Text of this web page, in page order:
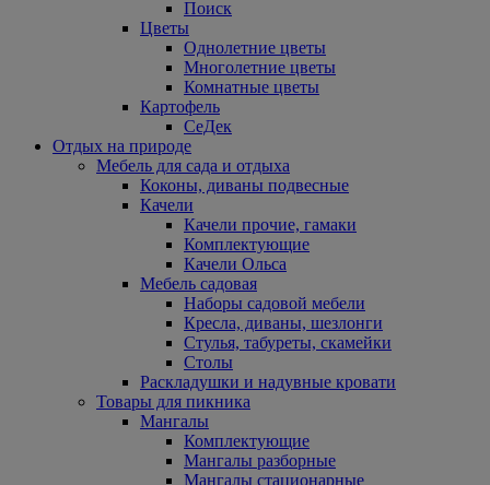
Поиск
Цветы
Однолетние цветы
Многолетние цветы
Комнатные цветы
Картофель
СеДек
Отдых на природе
Мебель для сада и отдыха
Коконы, диваны подвесные
Качели
Качели прочие, гамаки
Комплектующие
Качели Ольса
Мебель садовая
Наборы садовой мебели
Кресла, диваны, шезлонги
Стулья, табуреты, скамейки
Столы
Раскладушки и надувные кровати
Товары для пикника
Мангалы
Комплектующие
Мангалы разборные
Мангалы стационарные